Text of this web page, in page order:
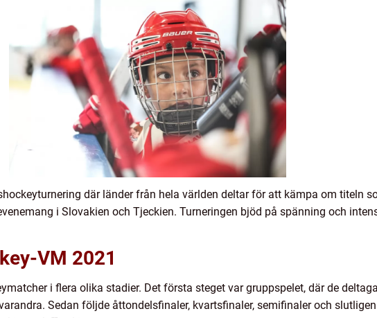
där länder från hela världen deltar för att kämpa om titeln
i Slovakien och Tjeckien. Turneringen bjöd på spänning och
VM 2021
i flera olika stadier. Det första steget var gruppspelet, där de
Sedan följde åttondelsfinaler, kvartsfinaler, semifinaler och